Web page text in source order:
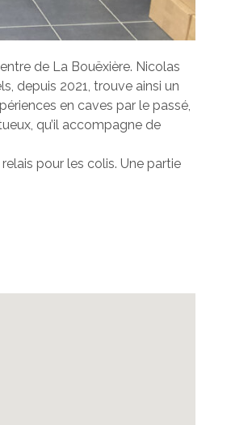
de La Bouëxière. Nicolas
depuis 2021, trouve ainsi un
en caves par le passé,
qu’il accompagne de
pour les colis. Une partie